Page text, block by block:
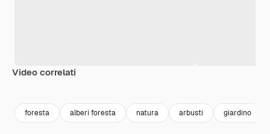
Video correlati
foresta alberi foresta natura arbusti giardino